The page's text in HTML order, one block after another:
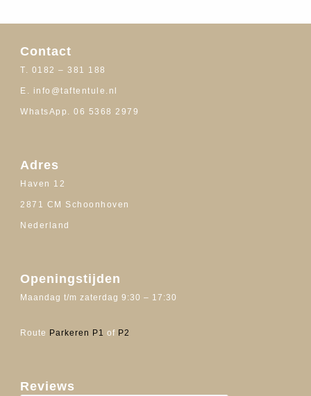
Contact
T. 0182 – 381 188
E. info@taftentule.nl
WhatsApp. 06 5368 2979
Adres
Haven 12
2871 CM Schoonhoven
Nederland
Openingstijden
Maandag t/m zaterdag 9:30 – 17:30
Route Parkeren P1 of P2
Reviews